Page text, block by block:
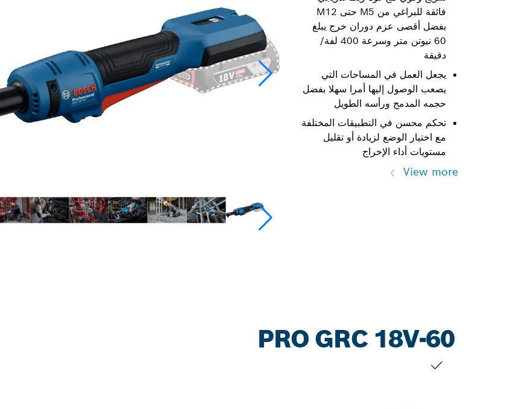
فائقة للبراغي من M5 حتى M12
بفضل أقصى عزم دوران خرج يبلغ
60 نيوتن متر وسرعة 400 لفة/
دقيقة
يجعل العمل في المساحات التي
يصعب الوصول إليها أمرا سهلا بفضل
حجمه المدمج ورأسه الطويل
تحكم محسن في التطبيقات المختلفة
مع اختيار الوضع لزيادة أو تقليل
مستويات أداء الإخراج
View more
PRO GRC 18V-60